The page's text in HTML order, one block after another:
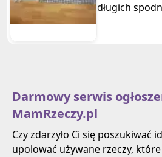
długich
Darmowy serwis
MamRzeczy.pl
Czy zdarzyło Ci się poszukiwać
upolować używane rzeczy,